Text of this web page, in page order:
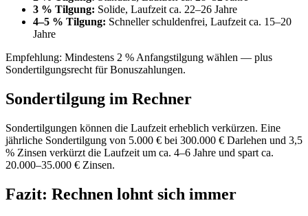
3 % Tilgung: Solide, Laufzeit ca. 22–26 Jahre
4–5 % Tilgung: Schneller schuldenfrei, Laufzeit ca. 15–20
Jahre
Empfehlung: Mindestens 2 % Anfangstilgung wählen — plus
Sondertilgungsrecht für Bonuszahlungen.
Sondertilgung im Rechner
Sondertilgungen können die Laufzeit erheblich verkürzen. Eine
jährliche Sondertilgung von 5.000 € bei 300.000 € Darlehen und 3,5
% Zinsen verkürzt die Laufzeit um ca. 4–6 Jahre und spart ca.
20.000–35.000 € Zinsen.
Fazit: Rechnen lohnt sich immer